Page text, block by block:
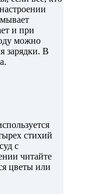
и при
можно
зарядки. В
стихий
с
читайте
цветы или